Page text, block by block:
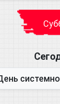
системного